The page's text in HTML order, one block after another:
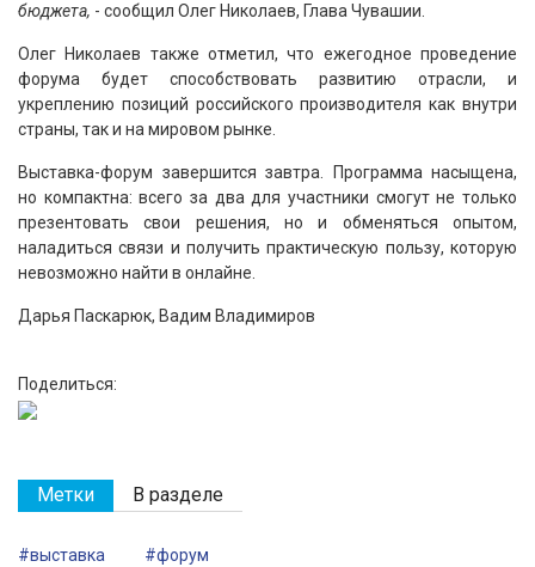
бюджета, - сообщил Олег Николаев, Глава Чувашии.
Олег Николаев также отметил, что ежегодное проведение
форума будет способствовать развитию отрасли, и
укреплению позиций российского производителя как внутри
страны, так и на мировом рынке.
Выставка-форум завершится завтра. Программа насыщена,
но компактна: всего за два для участники смогут не только
презентовать свои решения, но и обменяться опытом,
наладиться связи и получить практическую пользу, которую
невозможно найти в онлайне.
Дарья Паскарюк, Вадим Владимиров
Поделиться:
Метки В разделе
#выставка #форум